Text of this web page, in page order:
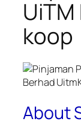
UiTM
koop
About